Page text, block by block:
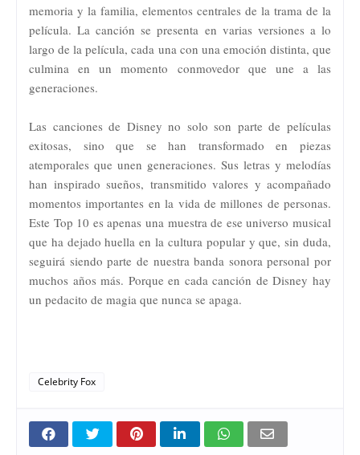
memoria y la familia, elementos centrales de la trama de la
película. La canción se presenta en varias versiones a lo
largo de la película, cada una con una emoción distinta, que
culmina en un momento conmovedor que une a las
generaciones.
Las canciones de Disney no solo son parte de películas
exitosas, sino que se han transformado en piezas
atemporales que unen generaciones. Sus letras y melodías
han inspirado sueños, transmitido valores y acompañado
momentos importantes en la vida de millones de personas.
Este Top 10 es apenas una muestra de ese universo musical
que ha dejado huella en la cultura popular y que, sin duda,
seguirá siendo parte de nuestra banda sonora personal por
muchos años más. Porque en cada canción de Disney hay
un pedacito de magia que nunca se apaga.
Celebrity Fox